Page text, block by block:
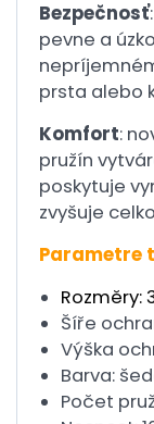
Bezpečnosť
pevne a
prsta alebo
Komfort:
pružín
poskytuje
zvyšuje
Parametre
Rozměry:
Šíře
Výška
Barva:
Počet